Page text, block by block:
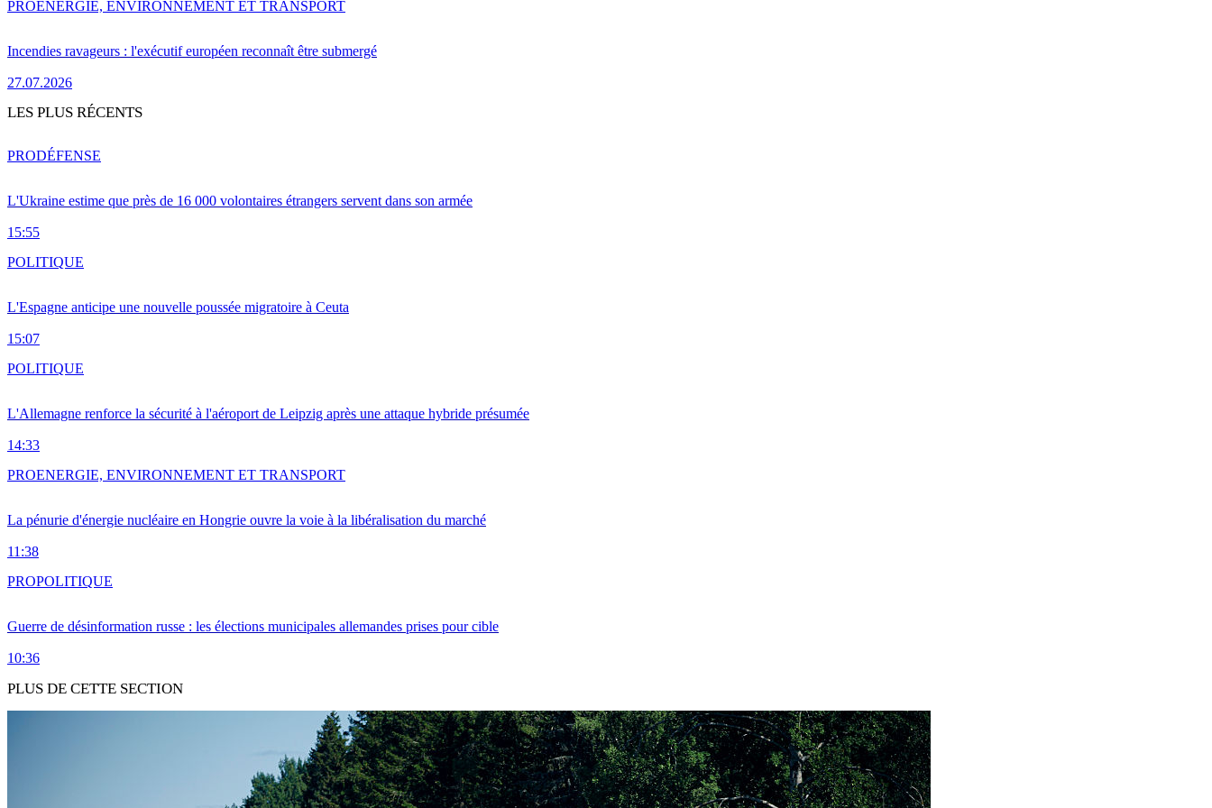
Incendies ravageurs : l'exécutif européen reconnaît être submergé
27.07.2026
PROENERGIE, ENVIRONNEMENT ET TRANSPORT
LES PLUS RÉCENTS
L'Ukraine estime que près de 16 000 volontaires étrangers servent dans son armée
15:55
PRODÉFENSE
L'Espagne anticipe une nouvelle poussée migratoire à Ceuta
15:07
POLITIQUE
L'Allemagne renforce la sécurité à l'aéroport de Leipzig après une attaque hybride présumée
14:33
POLITIQUE
La pénurie d'énergie nucléaire en Hongrie ouvre la voie à la libéralisation du marché
11:38
PROENERGIE, ENVIRONNEMENT ET TRANSPORT
Guerre de désinformation russe : les élections municipales allemandes prises pour cible
10:36
PROPOLITIQUE
PLUS DE CETTE SECTION